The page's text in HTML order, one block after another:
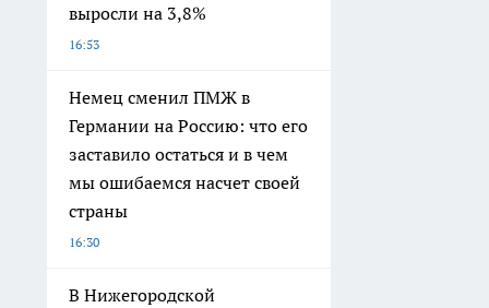
выросли на 3,8%
16:53
Немец сменил ПМЖ в
Германии на Россию: что его
заставило остаться и в чем
мы ошибаемся насчет своей
страны
16:30
В Нижегородской